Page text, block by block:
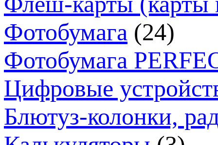
Фотобумага (24)
Фотобумага
Цифровые
Блютуз-колонки,